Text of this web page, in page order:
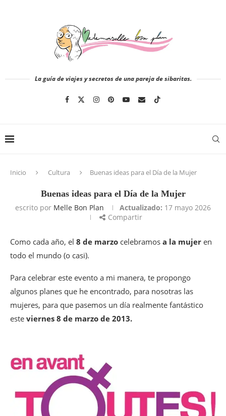
La guía de viajes y secretos de una pareja de sibaritas.
Inicio Cultura Buenas ideas para el Día de la Mujer
Buenas ideas para el Día de la Mujer
escrito por Melle Bon Plan Actualizado: 17 mayo 2026
Compartir
Como cada año, el 8 de marzo celebramos a la mujer en
todo el mundo (o casi).
Para celebrar este evento a mi manera, te propongo
algunos planes que he encontrado, para nosotras las
mujeres, para que pasemos un día realmente fantástico
este viernes 8 de marzo de 2013.